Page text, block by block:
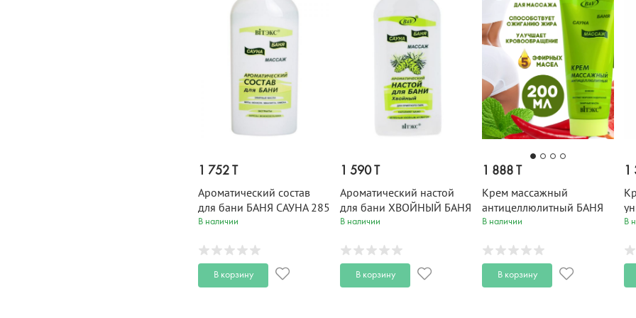
1 752 T
Ароматический состав
для бани БАНЯ САУНА 285
мл
В наличии
В корзину
1 590 T
Ароматический настой
для бани ХВОЙНЫЙ БАНЯ
САУНА 285 мл
В наличии
В корзину
1 888 T
Крем массажный
антицеллюлитный БАНЯ
САУНА 200 мл
В наличии
В корзину
В